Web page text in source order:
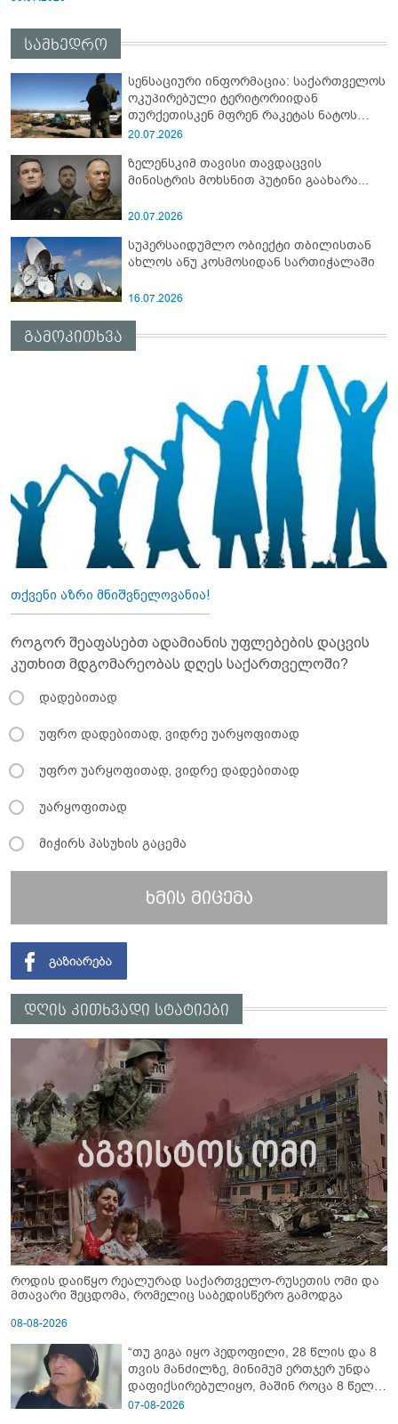
სამხედრო
სენსაციური ინფორმაცია: საქართველოს
ოკუპირებული ტერიტორიიდან
თურქეთისკენ მფრენ რაკეტას ნატოს
სამიტი კინაღამ ჩაუშლია
20.07.2026
ზელენსკიმ თავისი თავდაცვის
მინისტრის მოხსნით პუტინი გაახარა...
20.07.2026
სუპერსაიდუმლო ობიექტი თბილისთან
ახლოს ანუ კოსმოსიდან სართიჭალაში
16.07.2026
გამოკითხვა
თქვენი აზრი მნიშვნელოვანია!
როგორ შეაფასებთ ადამიანის უფლებების დაცვის
კუთხით მდგომარეობას დღეს საქართველოში?
დადებითად
უფრო დადებითად, ვიდრე უარყოფითად
უფრო უარყოფითად, ვიდრე დადებითად
უარყოფითად
მიჭირს პასუხის გაცემა
ხმის მიცემა
დღის კითხვადი სტატიები
როდის დაიწყო რეალურად საქართველო-რუსეთის ომი და
მთავარი შეცდომა, რომელიც საბედისწერო გამოდგა
08-08-2026
“თუ გიგა იყო პედოფილი, 28 წლის და 8
თვის მანძილზე, მინიმუმ ერთჯერ უნდა
დაფიქსირებულიყო, მაშინ როცა 8 წელი
ამზადებდა მოსწავლეებს! - იპოვონ ერთი
07-08-2026